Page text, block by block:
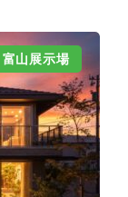
富山展示場